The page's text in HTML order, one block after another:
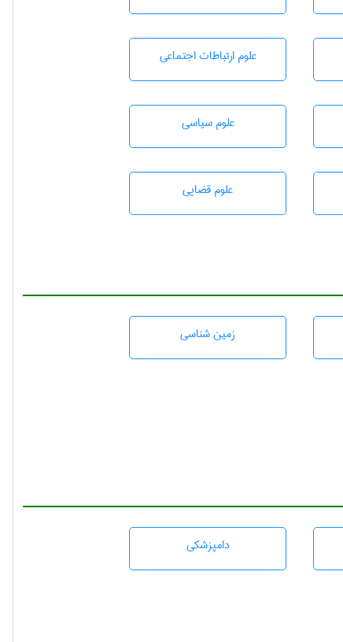
علوم ارتباطات اجتماعی
علوم سياسی
علوم قضایی
زمين شناسی
دامپزشكی